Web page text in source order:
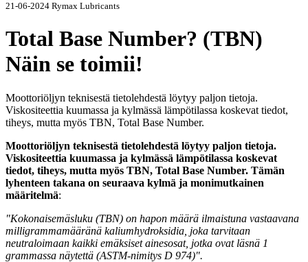
21-06-2024 Rymax Lubricants
Total Base Number? (TBN)
Näin se toimii!
Moottoriöljyn teknisestä tietolehdestä löytyy paljon tietoja.
Viskositeettia kuumassa ja kylmässä lämpötilassa koskevat tiedot,
tiheys, mutta myös TBN, Total Base Number.
Moottoriöljyn teknisestä tietolehdestä löytyy paljon tietoja.
Viskositeettia kuumassa ja kylmässä lämpötilassa koskevat
tiedot, tiheys, mutta myös TBN, Total Base Number. Tämän
lyhenteen takana on seuraava kylmä ja monimutkainen
määritelmä:
"Kokonaisemäsluku (TBN) on hapon määrä ilmaistuna vastaavana
milligrammamääränä kaliumhydroksidia, joka tarvitaan
neutraloimaan kaikki emäksiset ainesosat, jotka ovat läsnä 1
grammassa näytettä (ASTM-nimitys D 974)".